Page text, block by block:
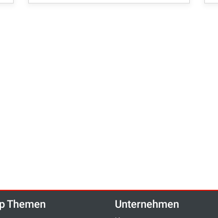
Themen Unternehmen